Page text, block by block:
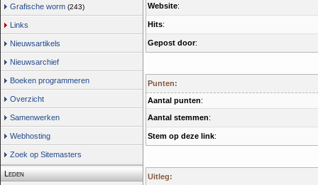
Grafische worm (243)
Links
Nieuwsartikels
Nieuwsarchief
Boeken programmeren
Overzicht
Samenwerken
Webhosting
Zoek op Sitemasters
Leden
Website:
Hits:
Gepost door:
Punten:
Aantal punten:
Aantal stemmen:
Stem op deze link:
Uitleg: